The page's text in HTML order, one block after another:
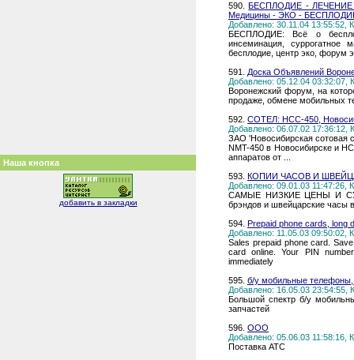
Наша кнопка
добавить в закладки
590.БЕСПЛОДИЕ - ЛЕЧЕНИЕ
Медицины - ЭКО -
Добавлено: 30.11.04 13:55:52,
БЕСПЛОДИЕ: Всё о
инсеминация, суррогатное
бесплодие, центр эко, форум
591. Доска Объявлений
Добавлено: 05.12.04 03:32:07,
Воронежский форум, на
продаже, обмене мобильных
592. СОТЕЛ: НСС-450,
Добавлено: 06.07.02 17:36:12,
ЗАО 'Новосибирская сотовая
NMT-450 в Новосибирске и
аппаратов от ...
593. КОПИИ ЧАСОВ И
Добавлено: 09.01.03 11:47:26,
САМЫЕ НИЗКИЕ ЦЕНЫ И
брэндов и швейцарские часы
594. Prepaid phone cards, long
Добавлено: 11.05.03 09:50:02,
Sales prepaid phone card.
card online. Your PIN
immediately
595. б/у мобильные телефоны,
Добавлено: 16.05.03 23:54:55,
Большой спектр б/у
запчастей
596. ООО
Добавлено: 05.06.03 11:58:16,
Поставка АТС